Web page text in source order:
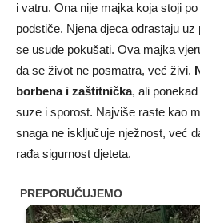
i vatru. Ona nije majka koja stoji
podstiče. Njena djeca odrastaju
se usude pokušati. Ova majka
da se život ne posmatra, već živi.
borbena i zaštitnička, ali
suze i sporost. Najviše raste kao
snaga ne isključuje nježnost, već
rađa sigurnost djeteta.